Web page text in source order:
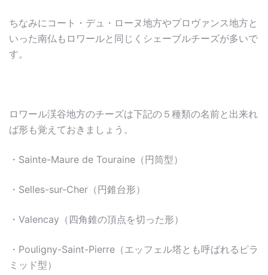
ちなみにコート・デュ・ローヌ地方やプロヴァンス地方と
いった南仏もロワールと同じくシェーブルチーズが多いで
す。
ロワール渓谷地方のチーズは下記の５種類の名前と出来れ
ば形も覚えておきましょう。
・Sainte-Maure de Touraine（円筒型）
・Selles-sur-Cher（円錐台形）
・Valencay（四角錐の頂点を切った形）
・Pouligny-Saint-Pierre（エッフェル塔とも呼ばれるピラ
ミッド型）